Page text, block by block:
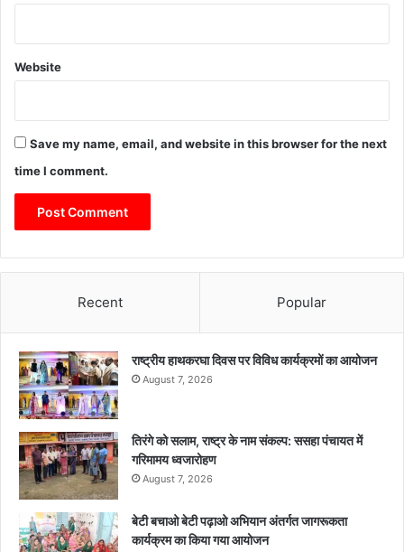
Website
Save my name, email, and website in this browser for the next
time I comment.
Recent Popular
राष्ट्रीय हाथकरघा दिवस पर विविध कार्यक्रमों का आयोजन
August 7, 2026
तिरंगे को सलाम, राष्ट्र के नाम संकल्प: ससहा पंचायत में
गरिमामय ध्वजारोहण
August 7, 2026
बेटी बचाओ बेटी पढ़ाओ अभियान अंतर्गत जागरूकता
कार्यक्रम का किया गया आयोजन